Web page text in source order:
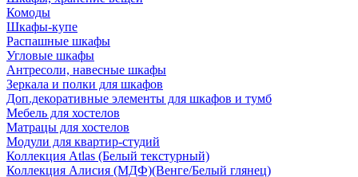
Комоды
Шкафы-купе
Распашные шкафы
Угловые шкафы
Антресоли, навесные шкафы
Зеркала и полки для шкафов
Доп.декоративные элементы для шкафов и тумб
Мебель для хостелов
Матрацы для хостелов
Модули для квартир-студий
Коллекция Atlas (Белый текстурный)
Коллекция Алисия (МДФ)(Венге/Белый глянец)